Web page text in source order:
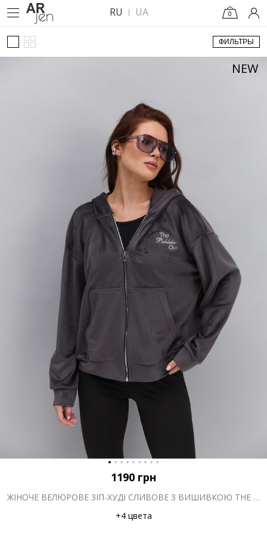
RU UA 0
ФИЛЬТРЫ
NEW
1190 грн
ЖІНОЧЕ ВЕЛЮРОВЕ ЗІП-ХУДІ СЛИВОВЕ З ВИШИВКОЮ THE PICKLEBALL CLUB
+4 цвета